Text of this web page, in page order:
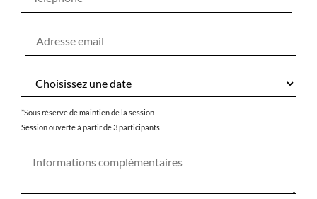
*Sous réserve de maintien de la session
Session ouverte à partir de 3 participants